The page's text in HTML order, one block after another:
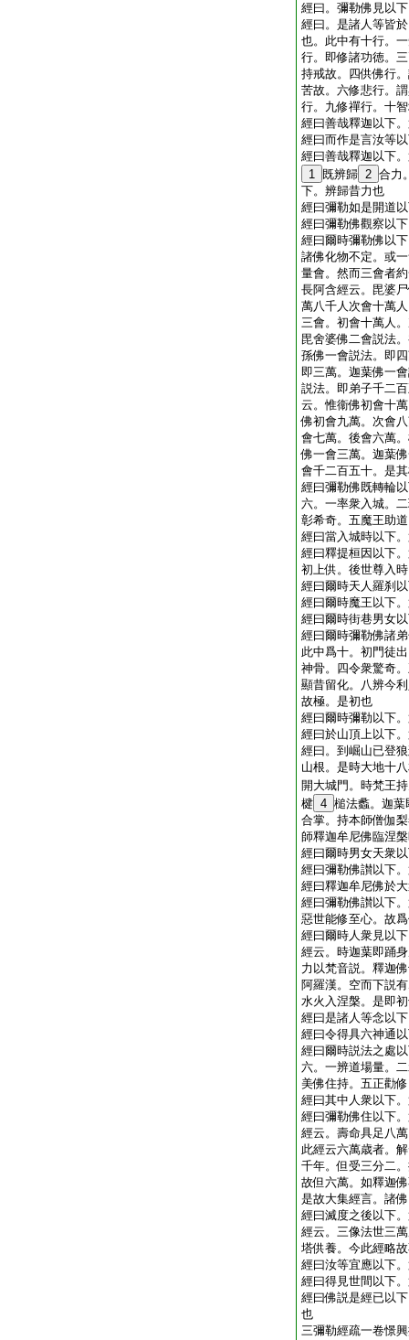
經曰。彌勒佛見以
經曰。是諸人等皆
也。此中有十行。
行。即修諸功徳。
持戒故。四供佛行
苦故。六修悲行。
行。九修禪行。十
經曰善哉釋迦以下
經曰而作是言汝等
經曰善哉釋迦以下
1 既辨歸 2 合力
下。辨歸昔力也
經曰彌勒如是開道
經曰彌勒佛觀察以
經曰爾時彌勒佛以
諸佛化物不定。或
量會。然而三會者
長阿含經云。毘婆
萬八千人次會十萬
三會。初會十萬人
毘舍婆佛二會説法
孫佛一會説法。即
即三萬。迦葉佛一
説法。即弟子千二
云。惟衞佛初會十
佛初會九萬。次會
會七萬。後會六萬
佛一會三萬。迦葉
會千二百五十。是
經曰彌勒佛既轉輪
六。一率衆入城。
彰希奇。五魔王助
經曰當入城時以下
經曰釋提桓因以下
初上供。後世尊入
經曰爾時天人羅刹
經曰爾時魔王以下
經曰爾時街巷男女
經曰爾時彌勒佛諸
此中爲十。初門徒
神骨。四令衆驚奇
顯昔留化。八辨今
故極。是初也
經曰爾時彌勒以下
經曰於山頂上以下
經曰。到崛山已登
山根。是時大地十
開大城門。時梵王
楗 4 槌法蠡。迦葉
合掌。持本師僧伽
師釋迦牟尼佛臨涅
經曰爾時男女天衆
經曰彌勒佛讃以下
經曰釋迦牟尼佛於
經曰彌勒佛讃以下
惡世能修至心。故
經曰爾時人衆見以
經云。時迦葉即踊
力以梵音説。釋迦
阿羅漢。空而下説
水火入涅槃。是即
經曰是諸人等念以
經曰令得具六神通
經曰爾時説法之處
六。一辨道場量。
美佛住持。五正勸
經曰其中人衆以下
經曰彌勒佛住以下
經云。壽命具足八
此經云六萬歳者。
千年。但受三分二
故但六萬。如釋迦
是故大集經言。諸
經曰滅度之後以下
經云。三像法世三
塔供養。今此經略
經曰汝等宜應以下
經曰得見世間以下
經曰佛説是經已以
也
三彌勒經疏一卷憬